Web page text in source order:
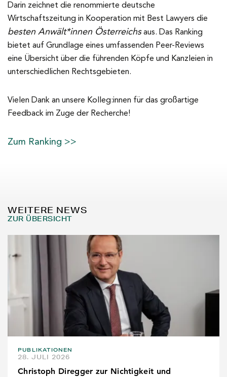
Darin zeichnet die renommierte deutsche
Wirtschaftszeitung in Kooperation mit Best Lawyers die
besten Anwält*innen Österreichsaus. Das Ranking
bietet auf Grundlage eines umfassenden Peer-Reviews
eine Übersicht über die führenden Köpfe und Kanzleien in
unterschiedlichen Rechtsgebieten.
Vielen Dank an unsere Kolleg:innen für das großartige
Feedback im Zuge der Recherche!
Zum Ranking >>
WEITERE NEWS
ZUR ÜBERSICHT
PUBLIKATIONEN
28. JULI 2026
Christoph Diregger zur Nichtigkeit und